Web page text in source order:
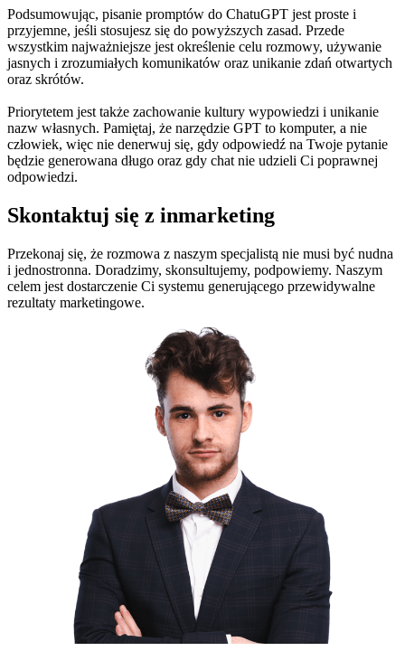
Podsumowując, pisanie promptów do ChatuGPT jest proste i
przyjemne, jeśli stosujesz się do powyższych zasad. Przede
wszystkim najważniejsze jest określenie celu rozmowy, używanie
jasnych i zrozumiałych komunikatów oraz unikanie zdań otwartych
oraz skrótów.
Priorytetem jest także zachowanie kultury wypowiedzi i unikanie
nazw własnych. Pamiętaj, że narzędzie GPT to komputer, a nie
człowiek, więc nie denerwuj się, gdy odpowiedź na Twoje pytanie
będzie generowana długo oraz gdy chat nie udzieli Ci poprawnej
odpowiedzi.
Skontaktuj się z inmarketing
Przekonaj się, że rozmowa z naszym specjalistą nie musi być nudna
i jednostronna. Doradzimy, skonsultujemy, podpowiemy. Naszym
celem jest dostarczenie Ci systemu generującego przewidywalne
rezultaty marketingowe.